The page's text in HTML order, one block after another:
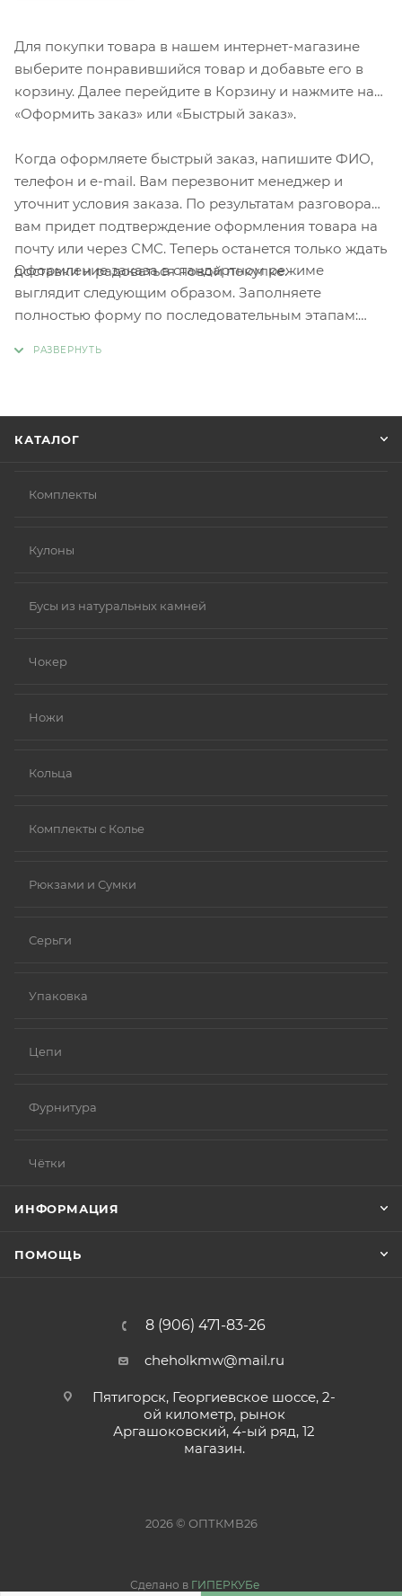
Для покупки товара в нашем интернет-магазине
выберите понравившийся товар и добавьте его в
корзину. Далее перейдите в Корзину и нажмите на
«Оформить заказ» или «Быстрый заказ».
Когда оформляете быстрый заказ, напишите ФИО,
телефон и e-mail. Вам перезвонит менеджер и
уточнит условия заказа. По результатам разговора
вам придет подтверждение оформления товара на
почту или через СМС. Теперь останется только ждать
доставки и радоваться новой покупке.
Оформление заказа в стандартном режиме
выглядит следующим образом. Заполняете
полностью форму по последовательным этапам:
КАТАЛОГ
Комплекты
Кулоны
Бусы из натуральных камней
Чокер
Ножи
Кольца
Комплекты с Колье
Рюкзами и Сумки
Серьги
Упаковка
Цепи
Фурнитура
Чётки
ИНФОРМАЦИЯ
ПОМОЩЬ
8 (906) 471-83-26
cheholkmw@mail.ru
Пятигорск, Георгиевское шоссе, 2-
ой километр, рынок
Аргашоковский, 4-ый ряд, 12
магазин.
2026 © ОПТКМВ26
Сделано в ГИПЕРКУБе